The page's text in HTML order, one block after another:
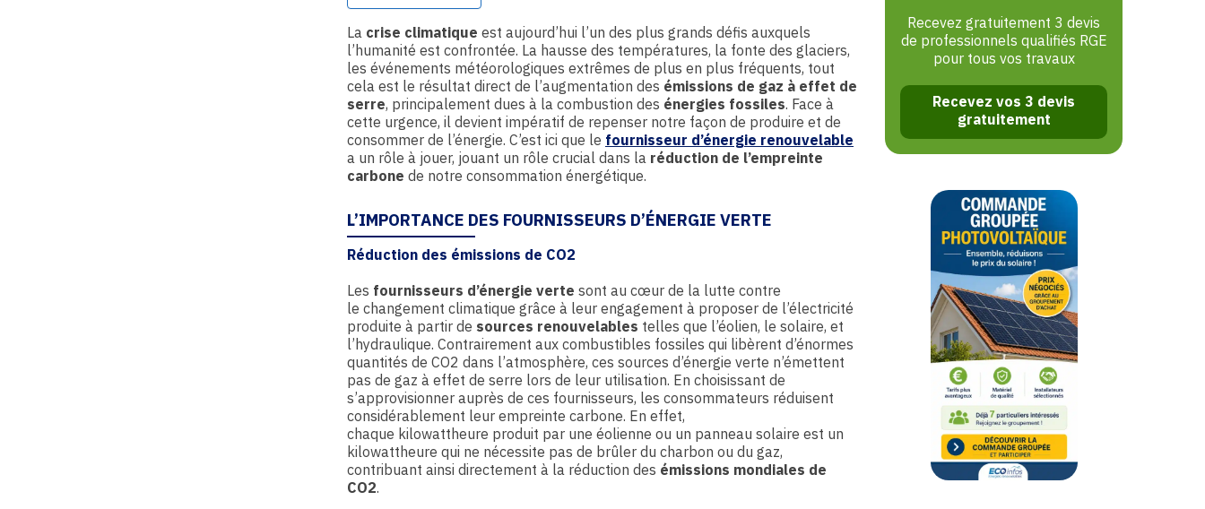
La crise climatique est aujourd’hui l’un des plus grands défis auxquels
l’humanité est confrontée. La hausse des températures, la fonte des glaciers,
les événements météorologiques extrêmes de plus en plus fréquents, tout
cela est le résultat direct de l’augmentation des émissions de gaz à effet de
serre, principalement dues à la combustion des énergies fossiles. Face à
cette urgence, il devient impératif de repenser notre façon de produire et de
consommer de l’énergie. C’est ici que le fournisseur d’énergie renouvelable
a un rôle à jouer, jouant un rôle crucial dans la réduction de l’empreinte
carbone de notre consommation énergétique.
L’IMPORTANCE DES FOURNISSEURS D’ÉNERGIE VERTE
Réduction des émissions de CO2
Les fournisseurs d’énergie verte sont au cœur de la lutte contre
le changement climatique grâce à leur engagement à proposer de l’électricité
produite à partir de sources renouvelables telles que l’éolien, le solaire, et
l’hydraulique. Contrairement aux combustibles fossiles qui libèrent d’énormes
quantités de CO2 dans l’atmosphère, ces sources d’énergie verte n’émettent
pas de gaz à effet de serre lors de leur utilisation. En choisissant de
s’approvisionner auprès de ces fournisseurs, les consommateurs réduisent
considérablement leur empreinte carbone. En effet,
chaque kilowattheure produit par une éolienne ou un panneau solaire est un
kilowattheure qui ne nécessite pas de brûler du charbon ou du gaz,
contribuant ainsi directement à la réduction des émissions mondiales de
CO2.
Recevez gratuitement 3 devis
de professionnels qualifiés RGE
pour tous vos travaux
Recevez vos 3 devis
gratuitement